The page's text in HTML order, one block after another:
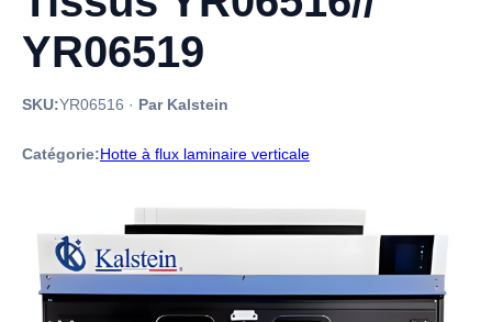
YR06519
SKU:YR06516 · Par Kalstein
Catégorie:Hotte à flux laminaire verticale